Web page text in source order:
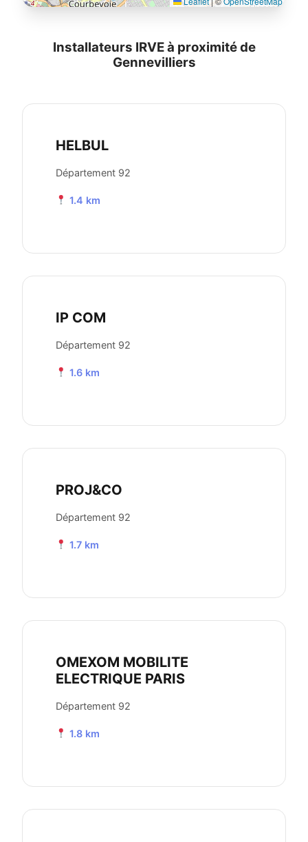
Installateurs IRVE à proximité de
Gennevilliers
HELBUL
Département 92
1.4 km
IP COM
Département 92
1.6 km
PROJ&CO
Département 92
1.7 km
OMEXOM MOBILITE
ELECTRIQUE PARIS
Département 92
1.8 km